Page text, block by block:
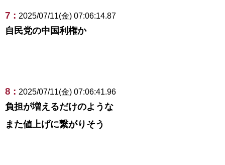
7 : 2025/07/11(金) 07:06:14.87
自民党の中国利権か
8 : 2025/07/11(金) 07:06:41.96
負担が増えるだけのような
また値上げに繋がりそう